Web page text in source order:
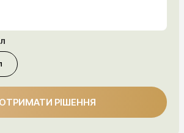
ОТРИМАТИ РІШЕННЯ